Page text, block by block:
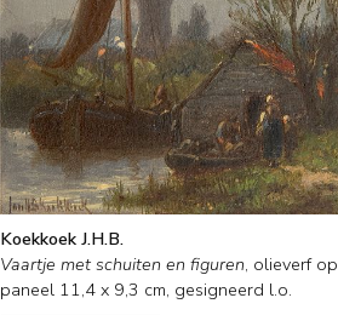
Koekkoek J.H.B.
Vaartje met schuiten en figuren, olieverf op
paneel 11,4 x 9,3 cm, gesigneerd l.o.